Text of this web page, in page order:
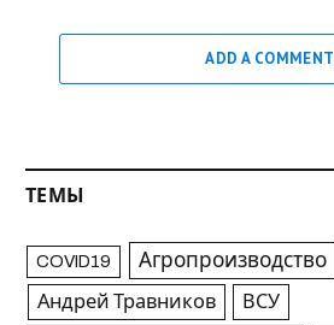
ADD A COMMENT
ТЕМЫ
COVID19 Агропроизводство
Андрей Травников ВСУ